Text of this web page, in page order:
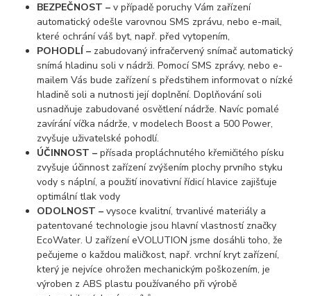
BEZPEČNOST –v případě poruchy Vám zařízení
automatický odešle varovnou SMS zprávu, nebo e-mail,
které ochrání váš byt, např. před vytopením,
POHODLÍ – zabudovaný infračervený snímač automatický
snímá hladinu soli v nádrži. Pomocí SMS zprávy, nebo e-
mailem Vás bude zařízení s předstihem informovat o nízké
hladině soli a nutnosti její doplnění. Doplňování soli
usnadňuje zabudované osvětlení nádrže. Navíc pomalé
zavírání víčka nádrže, v modelech Boost a 500 Power,
zvyšuje uživatelské pohodlí.
ÚČINNOST – přísada propláchnutého křemičitého písku
zvyšuje účinnost zařízení zvýšením plochy prvního styku
vody s náplní, a použití inovativní řídicí hlavice zajišťuje
optimální tlak vody
ODOLNOST –vysoce kvalitní, trvanlivé materiály a
patentované technologie jsou hlavní vlastností značky
EcoWater. U zařízení eVOLUTION jsme dosáhli toho, že
pečujeme o každou maličkost, např. vrchní kryt zařízení,
který je nejvíce ohrožen mechanickým poškozením, je
výroben z ABS plastu používaného při výrobě